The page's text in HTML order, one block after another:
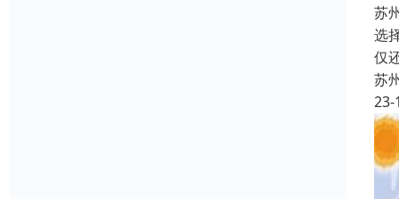
苏
选
仅
苏
23-